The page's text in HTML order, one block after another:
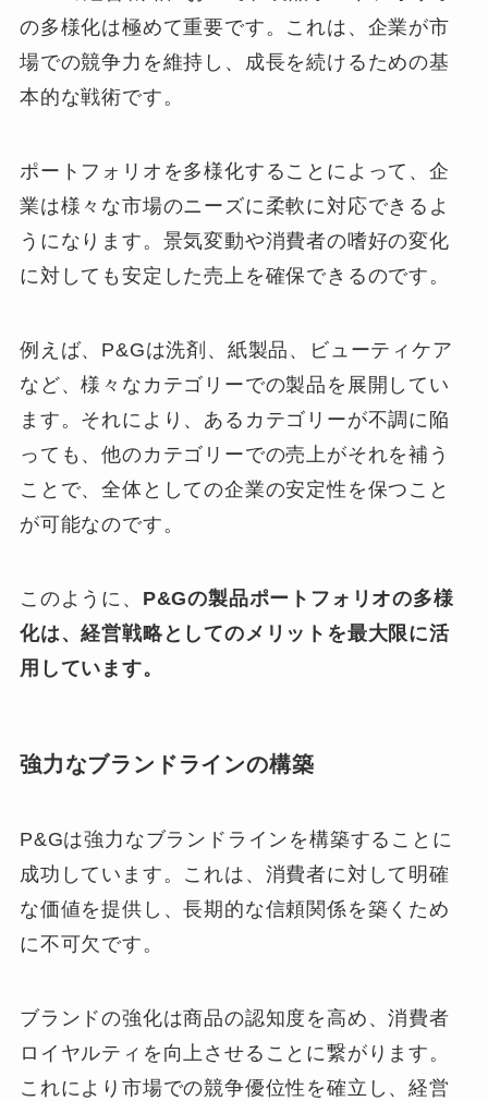
の多様化は極めて重要です。これは、企業が市
場での競争力を維持し、成長を続けるための基
本的な戦術です。
ポートフォリオを多様化することによって、企
業は様々な市場のニーズに柔軟に対応できるよ
うになります。景気変動や消費者の嗜好の変化
に対しても安定した売上を確保できるのです。
例えば、P&Gは洗剤、紙製品、ビューティケア
など、様々なカテゴリーでの製品を展開してい
ます。それにより、あるカテゴリーが不調に陥
っても、他のカテゴリーでの売上がそれを補う
ことで、全体としての企業の安定性を保つこと
が可能なのです。
このように、 P&Gの製品ポートフォリオの多様
化は、経営戦略としてのメリットを最大限に活
用しています。
強力なブランドラインの構築
P&Gは強力なブランドラインを構築することに
成功しています。これは、消費者に対して明確
な価値を提供し、長期的な信頼関係を築くため
に不可欠です。
ブランドの強化は商品の認知度を高め、消費者
ロイヤルティを向上させることに繋がります。
これにより市場での競争優位性を確立し、経営